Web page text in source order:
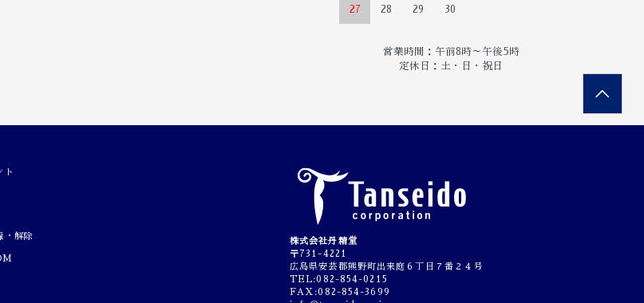
27 28 29 30
営業時間：午前8時～午後5時
定休日：土・日・祝日
ト
・解除
株式会社丹精堂
〒731-4221
広島県安芸郡熊野町出来庭６丁目７番２４号
TEL:082-854-0215
FAX:082-854-3699